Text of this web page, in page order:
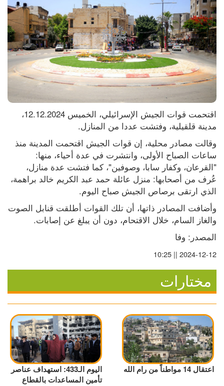
مدينة قلقيلية، وفتشت عددا من المنازل.
الذي ارتقى برصاص الجيش صباح اليوم.
والغاز السام، خلال الاقتحام، دون أن يبلغ عن إصابات.
المصدر: وفا
2024-12-12 || 10:25
مختارات
اعتقال 14 مواطناً من رام الله
اليوم الـ433: استهداف عناصر
تأمين المساعدات بالقطاع